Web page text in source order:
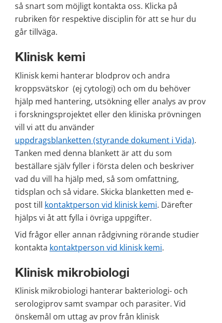
så snart som möjligt kontakta oss. Klicka på
rubriken för respektive disciplin för att se hur du
går tillväga.
Klinisk kemi
Klinisk kemi hanterar blodprov och andra
kroppsvätskor  (ej cytologi) och om du behöver
hjälp med hantering, utsökning eller analys av prov
i forskningsprojektet eller den kliniska prövningen
uppdragsblanketten (styrande dokument i Vida).
Tanken med denna blankett är att du som
beställare själv fyller i första delen och beskriver
vad du vill ha hjälp med, så som omfattning,
tidsplan och så vidare. Skicka blanketten med e-
post till kontaktperson vid klinisk kemi. Därefter
hjälps vi åt att fylla i övriga uppgifter.
Vid frågor eller annan rådgivning rörande studier
kontakta kontaktperson vid klinisk kemi.
Klinisk mikrobiologi
Klinisk mikrobiologi hanterar bakteriologi- och
serologiprov samt svampar och parasiter. Vid
önskemål om uttag av prov från klinisk